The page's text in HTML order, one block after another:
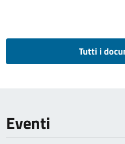
Tutti i
Eventi